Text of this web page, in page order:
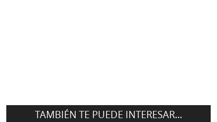
TAMBIÉN TE PUEDE INTERESAR...